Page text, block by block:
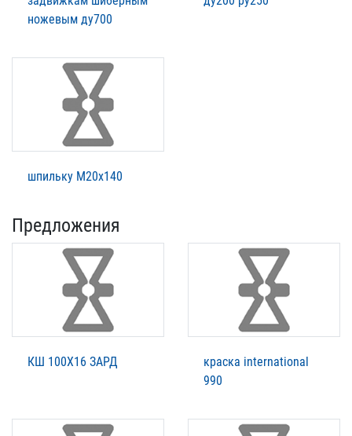
ножевым ду700
шпильку М20х140
Предложения
КШ 100Х16 ЗАРД
краска international
990